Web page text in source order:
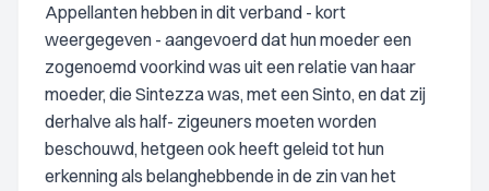
Appellanten hebben in dit verband - kort
weergegeven - aangevoerd dat hun moeder een
zogenoemd voorkind was uit een relatie van haar
moeder, die Sintezza was, met een Sinto, en dat zij
derhalve als half- zigeuners moeten worden
beschouwd, hetgeen ook heeft geleid tot hun
erkenning als belanghebbende in de zin van het